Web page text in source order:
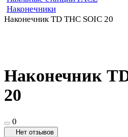
Наконечники
Наконечник TD THC SOIC 20
Наконечник
20
0
Нет отзывов